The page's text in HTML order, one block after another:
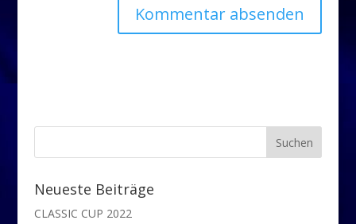
Neueste Beiträge
CLASSIC CUP 2022